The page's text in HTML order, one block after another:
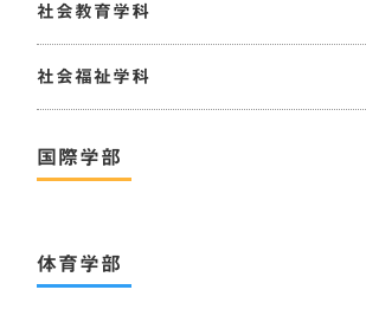
社会教育学科
社会福祉学科
国際学部
体育学部